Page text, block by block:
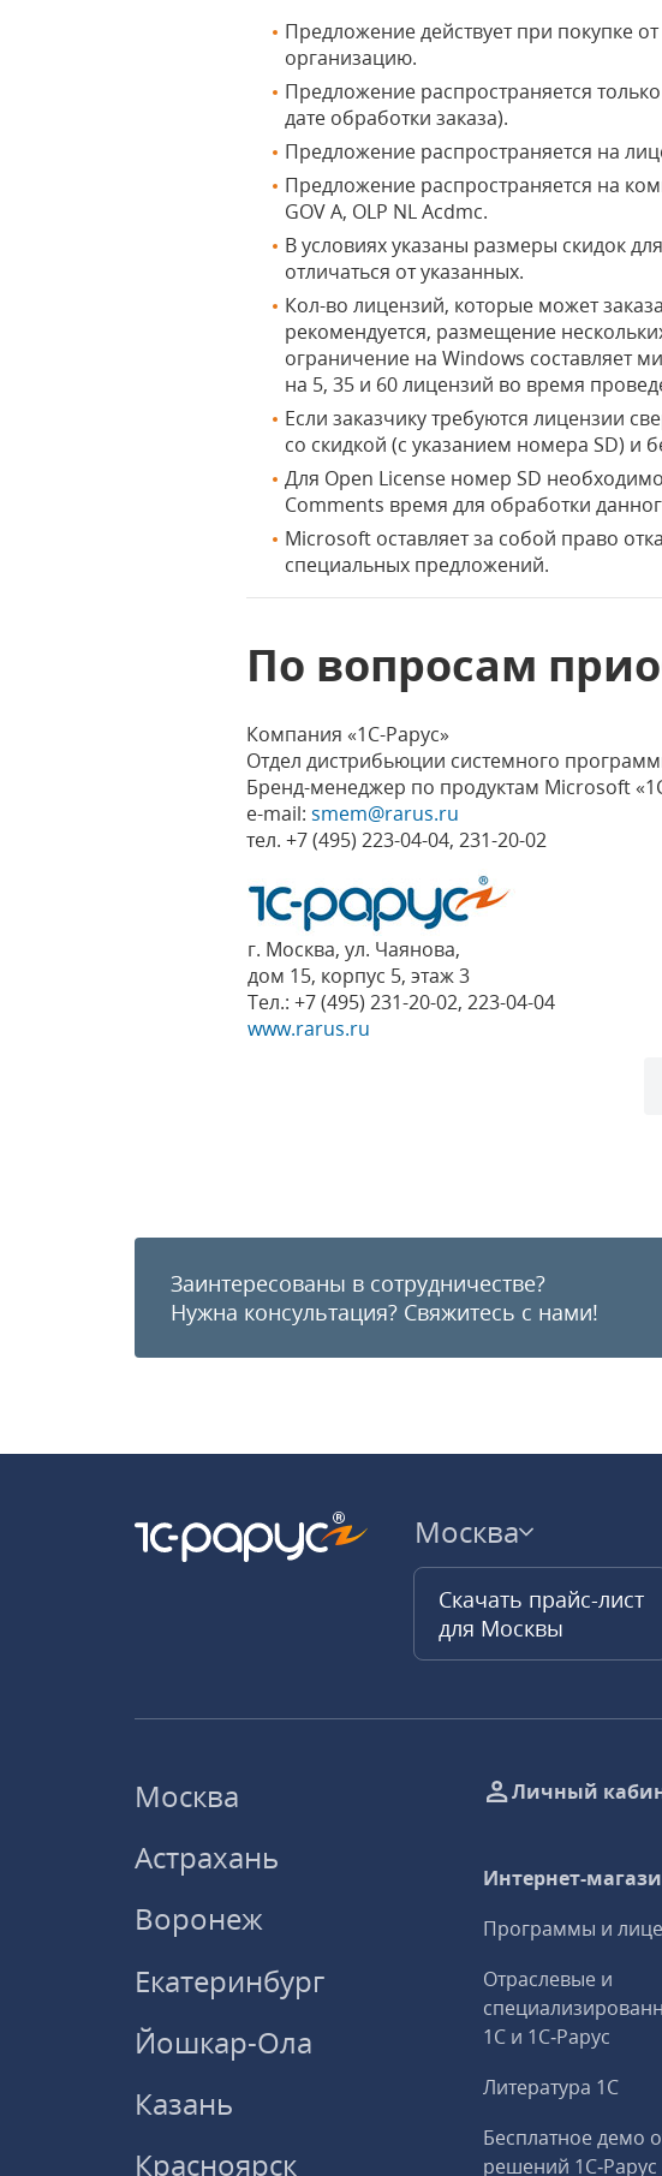
Предложение действует при покупке
организацию.
Предложение распространяется
дате обработки заказа).
Предложение распространяется на
Предложение распространяется на
GOV A, OLP NL Acdmc.
В условиях указаны размеры скидок
отличаться от указанных.
Кол-во лицензий, которые может
рекомендуется, размещение
ограничение на Windows составляет
на 5, 35 и 60 лицензий во время
Если заказчику требуются лицензии
со скидкой (с указанием номера SD) и
Для Open License номер SD
Comments время для обработки
Microsoft оставляет за собой право
специальных предложений.
По вопросам
Компания «1С-Рарус»
Отдел дистрибьюции системного
Бренд-менеджер по продуктам Microsoft
e-mail:smem@rarus.ru
тел. +7 (495) 223-04-04, 231-20-02
г. Москва, ул. Чаянова,
дом 15, корпус 5, этаж 3
Тел.: +7 (495) 231-20-02, 223-04-04
www.rarus.ru
Заинтересованы в сотрудничестве?
Нужна консультация? Свяжитесь с нами!
Москва
Скачать прайс-лист
для Москвы
Москва
Астрахань
Воронеж
Екатеринбург
Йошкар-Ола
Казань
Красноярск
Личный
Интернет-
Программы и
Отраслевые и
1С и 1С‑Рарус
Литература 1С
Бесплатное демо
решений 1С‑Рарус